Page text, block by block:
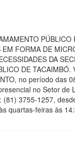
FORMA DE
DA
DE
no período das
no Setor
3755-1257,
quartas-feiras às